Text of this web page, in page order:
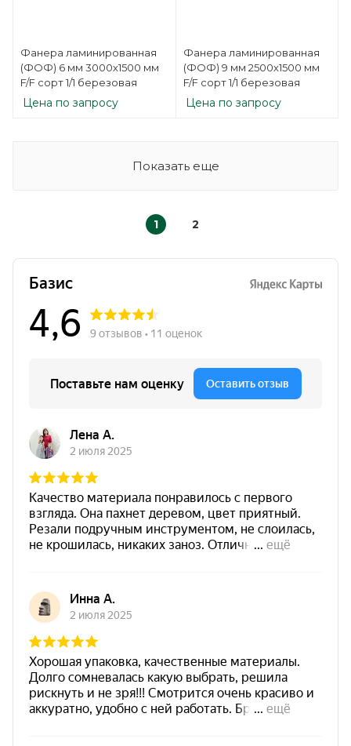
Фанера ламинированная
(ФОФ) 6 мм 3000х1500 мм
F/F сорт 1/1 березовая
Цена по запросу
Фанера ламинированная
(ФОФ) 9 мм 2500х1500 мм
F/F сорт 1/1 березовая
Цена по запросу
Показать еще
1 2